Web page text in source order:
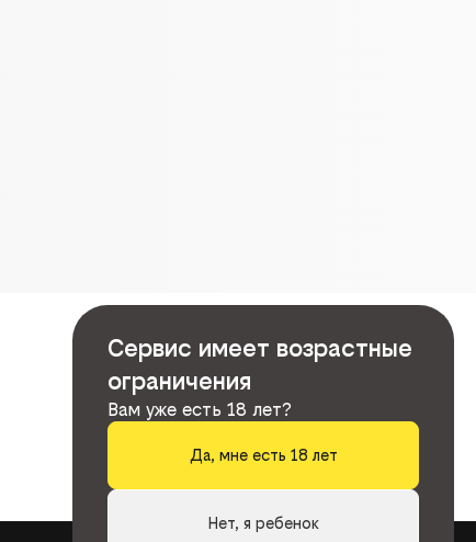
Сервис имеет возрастные
ограничения
Вам уже есть 18 лет?
Да, мне есть 18 лет
Нет, я ребенок